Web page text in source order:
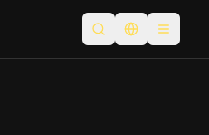
検索を開く言語を切り替